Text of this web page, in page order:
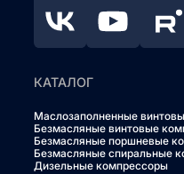
КАТАЛОГ
Маслозаполненные
Безмасляные винтовые
Безмасляные поршневые
Безмасляные спиральные
Дизельные компрессоры